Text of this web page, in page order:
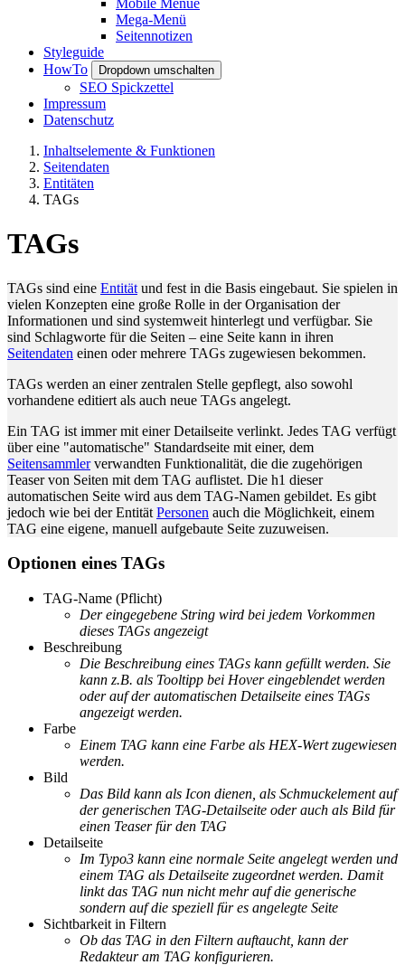
Mega-Menü
Seitennotizen
Styleguide
HowTo
Dropdown umschalten
SEO Spickzettel
Impressum
Datenschutz
Inhaltselemente & Funktionen
Seitendaten
Entitäten
TAGs
TAGs
TAGs sind eine Entität und fest in die Basis eingebaut. Sie spielen in
vielen Konzepten eine große Rolle in der Organisation der
Informationen und sind systemweit hinterlegt und verfügbar. Sie
sind Schlagworte für die Seiten – eine Seite kann in ihren
Seitendaten einen oder mehrere TAGs zugewiesen bekommen.
TAGs werden an einer zentralen Stelle gepflegt, also sowohl
vorhandene editiert als auch neue TAGs angelegt.
Ein TAG ist immer mit einer Detailseite verlinkt. Jedes TAG verfügt
über eine "automatische" Standardseite mit einer, dem
Seitensammlerverwandten Funktionalität, die die zugehörigen
Teaser von Seiten mit dem TAG auflistet. Die h1 dieser
automatischen Seite wird aus dem TAG-Namen gebildet. Es gibt
jedoch wie bei der Entität Personen auch die Möglichkeit, einem
TAG eine eigene, manuell aufgebaute Seite zuzuweisen.
Optionen eines TAGs
TAG-Name (Pflicht)
Der eingegebene String wird bei jedem Vorkommen
dieses TAGs angezeigt
Beschreibung
Die Beschreibung eines TAGs kann gefüllt werden. Sie
kann z.B. als Tooltipp bei Hover eingeblendet werden
oder auf der automatischen Detailseite eines TAGs
angezeigt werden.
Farbe
Einem TAG kann eine Farbe als HEX-Wert zugewiesen
werden.
Bild
Das Bild kann als Icon dienen, als Schmuckelement auf
der generischen TAG-Detailseite oder auch als Bild für
einen Teaser für den TAG
Detailseite
Im Typo3 kann eine normale Seite angelegt werden und
einem TAG als Detailseite zugeordnet werden. Damit
linkt das TAG nun nicht mehr auf die generische
sondern auf die speziell für es angelegte Seite
Sichtbarkeit in Filtern
Ob das TAG in den Filtern auftaucht, kann der
Redakteur am TAG konfigurieren.